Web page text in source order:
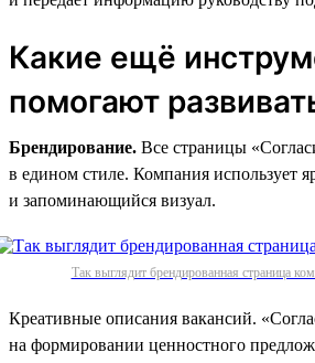
Какие ещё
помогают
Брендирование. Все страницы
в едином стиле. Компания использует
и запоминающийся визуал.
Так выглядит брендированная страница
Креативные описания вакансий.
на формировании ценностного